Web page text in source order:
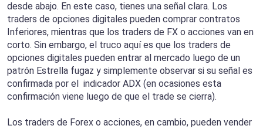
desde abajo. En este caso, tienes una señal clara. Los
traders de opciones digitales pueden comprar contratos
Inferiores, mientras que los traders de FX o acciones van en
corto. Sin embargo, el truco aquí es que los traders de
opciones digitales pueden entrar al mercado luego de un
patrón Estrella fugaz y simplemente observar si su señal es
confirmada por el indicador ADX (en ocasiones esta
confirmación viene luego de que el trade se cierra).
Los traders de Forex o acciones, en cambio, pueden vender